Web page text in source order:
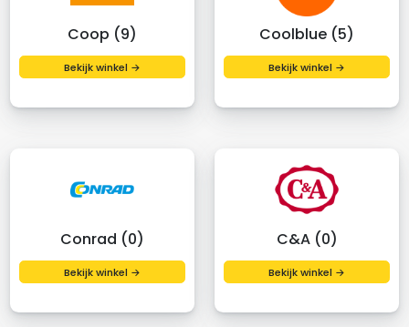
Coop (9)
Bekijk winkel →
Coolblue (5)
Bekijk winkel →
Conrad (0)
Bekijk winkel →
C&A (0)
Bekijk winkel →